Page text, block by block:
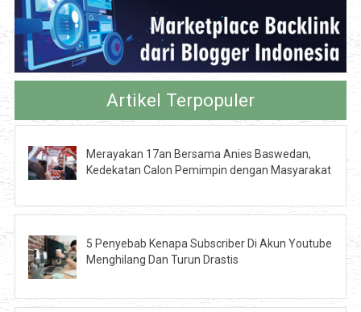
Artikel Terpopuler
Merayakan 17an Bersama Anies Baswedan,
Kedekatan Calon Pemimpin dengan Masyarakat
5 Penyebab Kenapa Subscriber Di Akun Youtube
Menghilang Dan Turun Drastis